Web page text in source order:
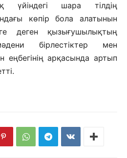
үйіндегі шара тілдің
көпір бола алатынын
деген қызығушылықтың
бірлестіктер мен
еңбегінің арқасында артып